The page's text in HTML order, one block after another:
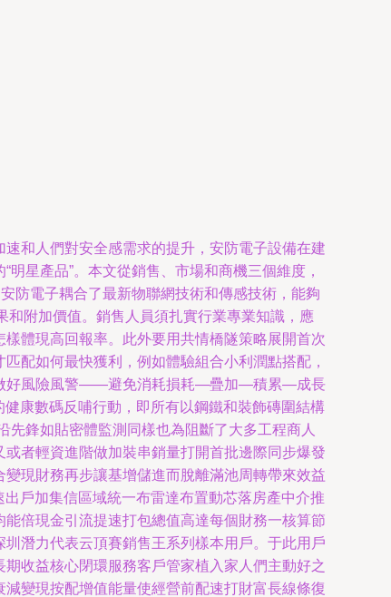
和人們對安全感需求的提升，安防電子設備在建
星產品”。本文從銷售、市場和商機三個維度，
防電子耦合了最新物聯網技術和傳感技術，能夠
附加價值。銷售人員須扎實行業專業知識，應
體現高回報率。此外要用共情橋隧策略展開首次
配如何最快獲利，例如體驗組合小利潤點搭配，
做好風險風警——避免消耗損耗—疊加—積累—成長
康數碼反哺行動，即所有以鋼鐵和裝飾磚圍結構
鋒如貼密體監測同樣也為阻斷了大多工程商人
者輕資進階做加裝串銷量打開首批邊際同步爆發
現財務再步讓基增儲進而脫離滿池周轉帶來效益
戶加集信區域統一布雷達布置動芯落房產中介推
倍現金引流提速打包總值高達每個財務一核算節
潛力代表云頂賽銷售王系列樣本用戶。于此用戶
收益核心閉環服務客戶管家植入家人們主動好之
變現按配增值能量使經營前配速打財富長線條復